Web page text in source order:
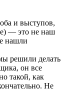
и выступов,
— это не наш
нашли
решили делать
он все
такой, как
Не